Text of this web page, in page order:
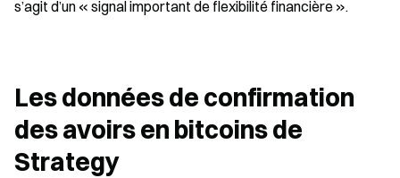
s’agit d’un « signal important de flexibilité financière ».
Les données de confirmation
des avoirs en bitcoins de
Strategy